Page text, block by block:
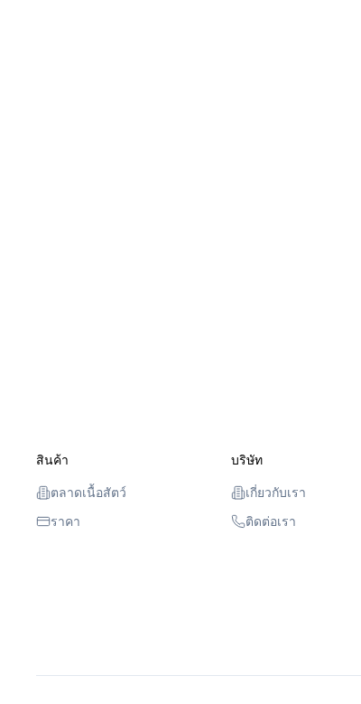
สินค้า
ตลาดเนื้อสัตว์
ราคา
บริษัท
เกี่ยวกับเรา
ติดต่อเรา